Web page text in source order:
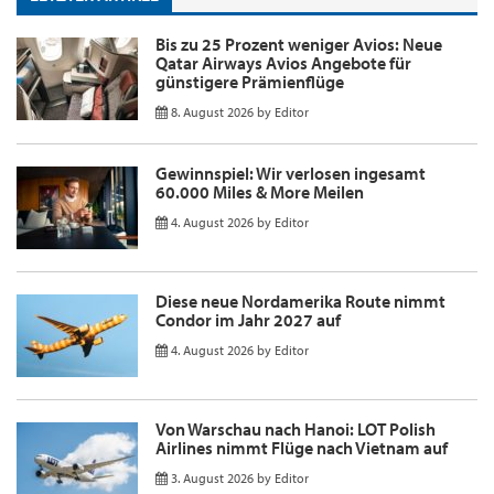
Bis zu 25 Prozent weniger Avios: Neue
Qatar Airways Avios Angebote für
günstigere Prämienflüge
8. August 2026 by Editor
Gewinnspiel: Wir verlosen ingesamt
60.000 Miles & More Meilen
4. August 2026 by Editor
Diese neue Nordamerika Route nimmt
Condor im Jahr 2027 auf
4. August 2026 by Editor
Von Warschau nach Hanoi: LOT Polish
Airlines nimmt Flüge nach Vietnam auf
3. August 2026 by Editor